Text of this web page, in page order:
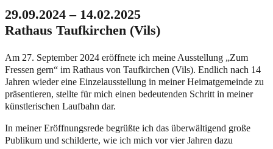
29.09.2024 – 14.02.2025
Rathaus Taufkirchen (Vils)
Am 27. September 2024 eröffnete ich meine Ausstellung „Zum
Fressen gern“ im Rathaus von Taufkirchen (Vils). Endlich nach 14
Jahren wieder eine Einzelausstellung in meiner Heimatgemeinde zu
präsentieren, stellte für mich einen bedeutenden Schritt in meiner
künstlerischen Laufbahn dar.
In meiner Eröffnungsrede begrüßte ich das überwältigend große
Publikum und schilderte, wie ich mich vor vier Jahren dazu